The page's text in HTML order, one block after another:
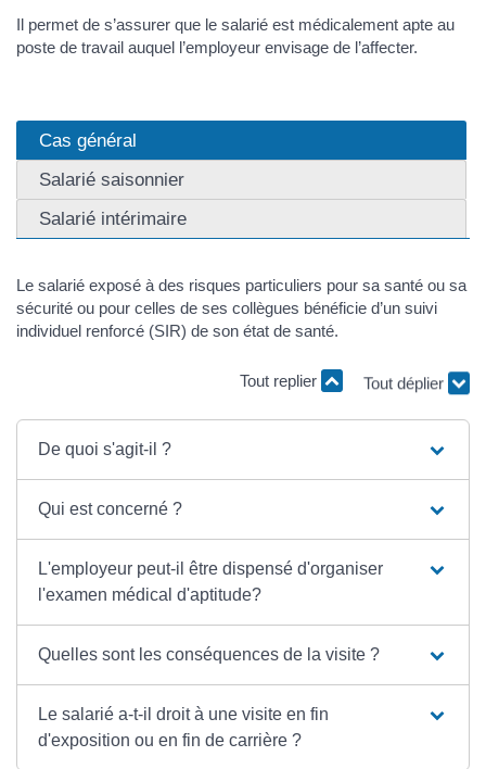
Il permet de s’assurer que le salarié est médicalement apte au
poste de travail auquel l’employeur envisage de l’affecter.
Cas général
Salarié saisonnier
Salarié intérimaire
Le salarié exposé à des risques particuliers pour sa santé ou sa
sécurité ou pour celles de ses collègues bénéficie d’un suivi
individuel renforcé (SIR) de son état de santé.
Tout replier Tout déplier
De quoi s'agit-il ?
Qui est concerné ?
L'employeur peut-il être dispensé d'organiser
l'examen médical d'aptitude?
Quelles sont les conséquences de la visite ?
Le salarié a-t-il droit à une visite en fin
d'exposition ou en fin de carrière ?